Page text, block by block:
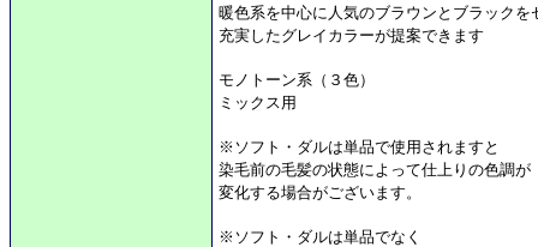
暖色系を中心に人気のブラウンとブラックを
充実したグレイカラーが提案できます
モノトーン系（３色）
ミックス用
※ソフト・ダルは単品で使用されますと
染毛前の毛髪の状態によって仕上りの色調が
変化する場合がございます。
※ソフト・ダルは単品でなく